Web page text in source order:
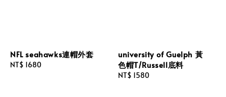
NFL seahawks連帽外套
Regular
NT$ 1680
university of Guelph 黃
色帽T/Russell底料
Regular
NT$ 1580